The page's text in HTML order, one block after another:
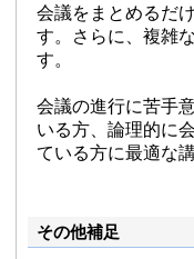
会議をまとめるだ
す。さらに、複雑
す。
会議の進行に苦手
いる方、論理的に
ている方に最適な
その他補足